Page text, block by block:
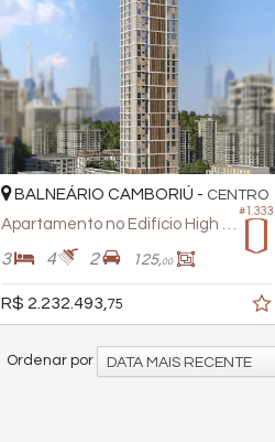
#1.333
BALNEÁRIO CAMBORIÚ - CENTRO
Apartamento no Edifício High Life
3 4 2 125,00
R$ 2.232.493,75
Ordenar por DATA MAIS RECENTE